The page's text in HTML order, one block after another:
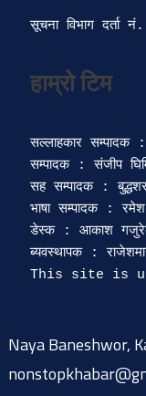
सूचना विभाग
हाम्रो टिम
सल्लाहकार सम्पादक
सम्पादक : संजीप
सह सम्पादक :
भाषा सम्पादक : रमेश
डेस्क : आकाश गजुरेल
ब्यवस्थापक :
Naya Baneshwor,